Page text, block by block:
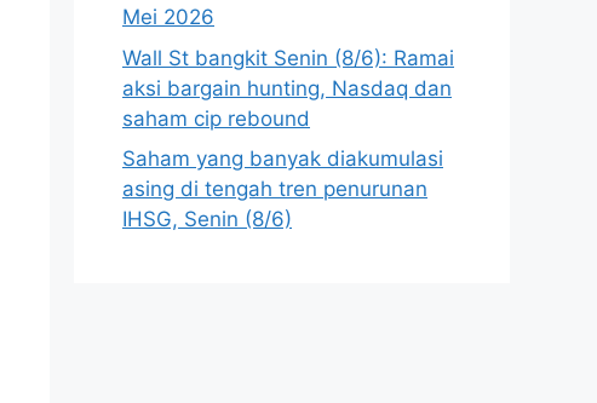
Mei 2026
Wall St bangkit Senin (8/6): Ramai
aksi bargain hunting, Nasdaq dan
saham cip rebound
Saham yang banyak diakumulasi
asing di tengah tren penurunan
IHSG, Senin (8/6)